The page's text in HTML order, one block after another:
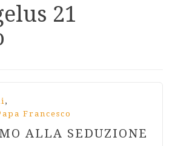
21
,
Francesco
ALLA SEDUZIONE